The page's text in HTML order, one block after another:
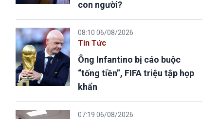
con người?
08:10 06/08/2026
Tin Tức
Ông Infantino bị cáo buộc
“tống tiền”, FIFA triệu tập họp
khẩn
07:19 06/08/2026